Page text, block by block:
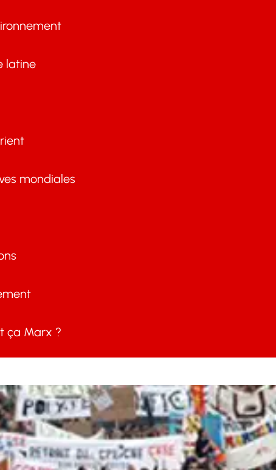
latine
mondiales
ça Marx ?